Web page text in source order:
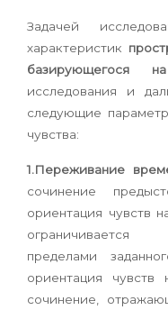
Задачей
характеристик
базирующегося
исследования и
следующие
чувства:
1.Переживание
сочинение
ориентация чувств
ограничивается
пределами
ориентация чувств
сочинение,